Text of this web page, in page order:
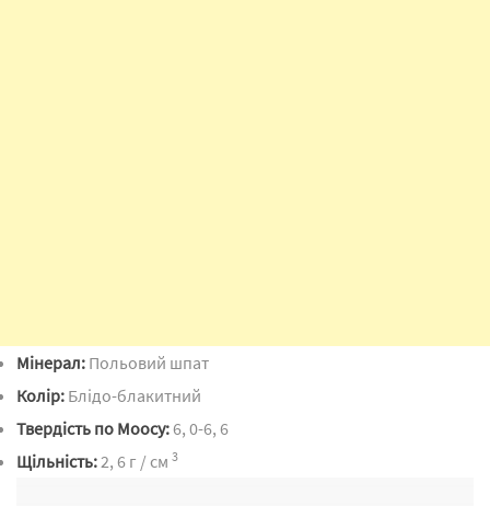
Мінерал: Польовий шпат
Колір: Блідо-блакитний
Твердість по Моосу:6, 0-6, 6
Щільність: 2, 6 г / см 3